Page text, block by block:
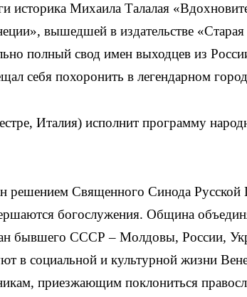
историка Михаила Талалая
вышедшей в издательстве
полный свод имен выходцев из
себя похоронить в легендарном
Италия) исполнит программу
решением Священного Синода Русской
богослужения. Община
бывшего СССР – Молдовы, России,
в социальной и культурной жизни
приезжающим поклониться